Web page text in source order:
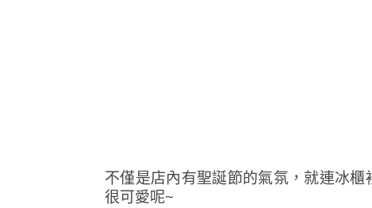
不僅是店內有聖誕節的氣氛，就連冰
很可愛呢~